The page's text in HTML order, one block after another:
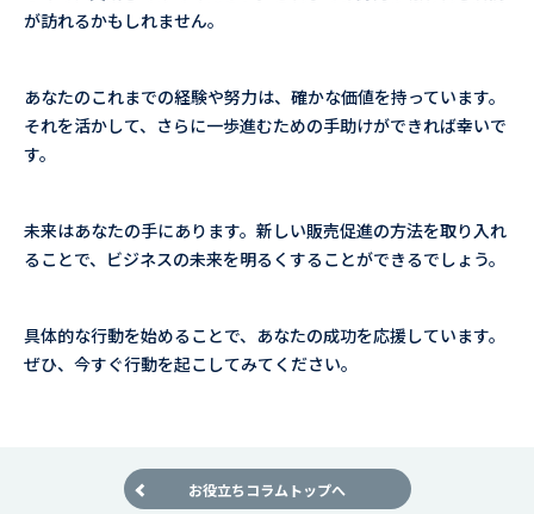
が訪れるかもしれません。
あなたのこれまでの経験や努力は、確かな価値を持っています。
それを活かして、さらに一歩進むための手助けができれば幸いで
す。
未来はあなたの手にあります。新しい販売促進の方法を取り入れ
ることで、ビジネスの未来を明るくすることができるでしょう。
具体的な行動を始めることで、あなたの成功を応援しています。
ぜひ、今すぐ行動を起こしてみてください。
お役立ちコラムトップへ